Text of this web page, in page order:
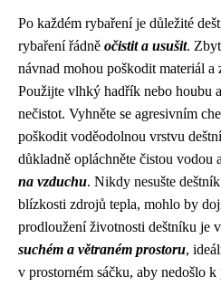
Po každém rybaření je důležité
rybaření řádně očistit a usušit.
návnad mohou poškodit materiál a
Použijte vlhký hadřík nebo houbu
nečistot. Vyhněte se agresivním
poškodit voděodolnou vrstvu
důkladně opláchněte čistou vodou
na vzduchu. Nikdy nesušte
blízkosti zdrojů tepla, mohlo by
prodloužení životnosti deštníku je
suchém a větraném prostoru,
v prostorném sáčku, aby nedošlo